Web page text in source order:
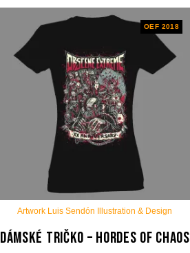
OEF 2018
Artwork Luis Sendón Illustration & Design
Dámské tričko – Hordes Of Chaos